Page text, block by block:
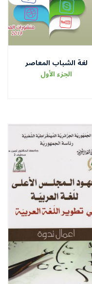
لغة الشباب المعاصر
الجزء الأول